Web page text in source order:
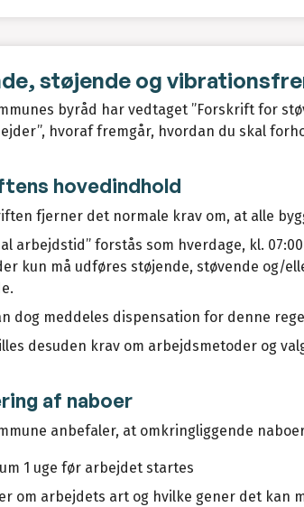
støjende og
byråd har vedtaget ”Forskrift for
hvoraf fremgår, hvordan du skal
hovedindhold
fjerner det normale krav om, at alle
arbejdstid” forstås som hverdage, kl.
kun må udføres støjende, støvende og/
dog meddeles dispensation for denne
desuden krav om arbejdsmetoder og
af naboer
anbefaler, at omkringliggende
1 uge før arbejdet startes
om arbejdets art og hvilke gener det kan